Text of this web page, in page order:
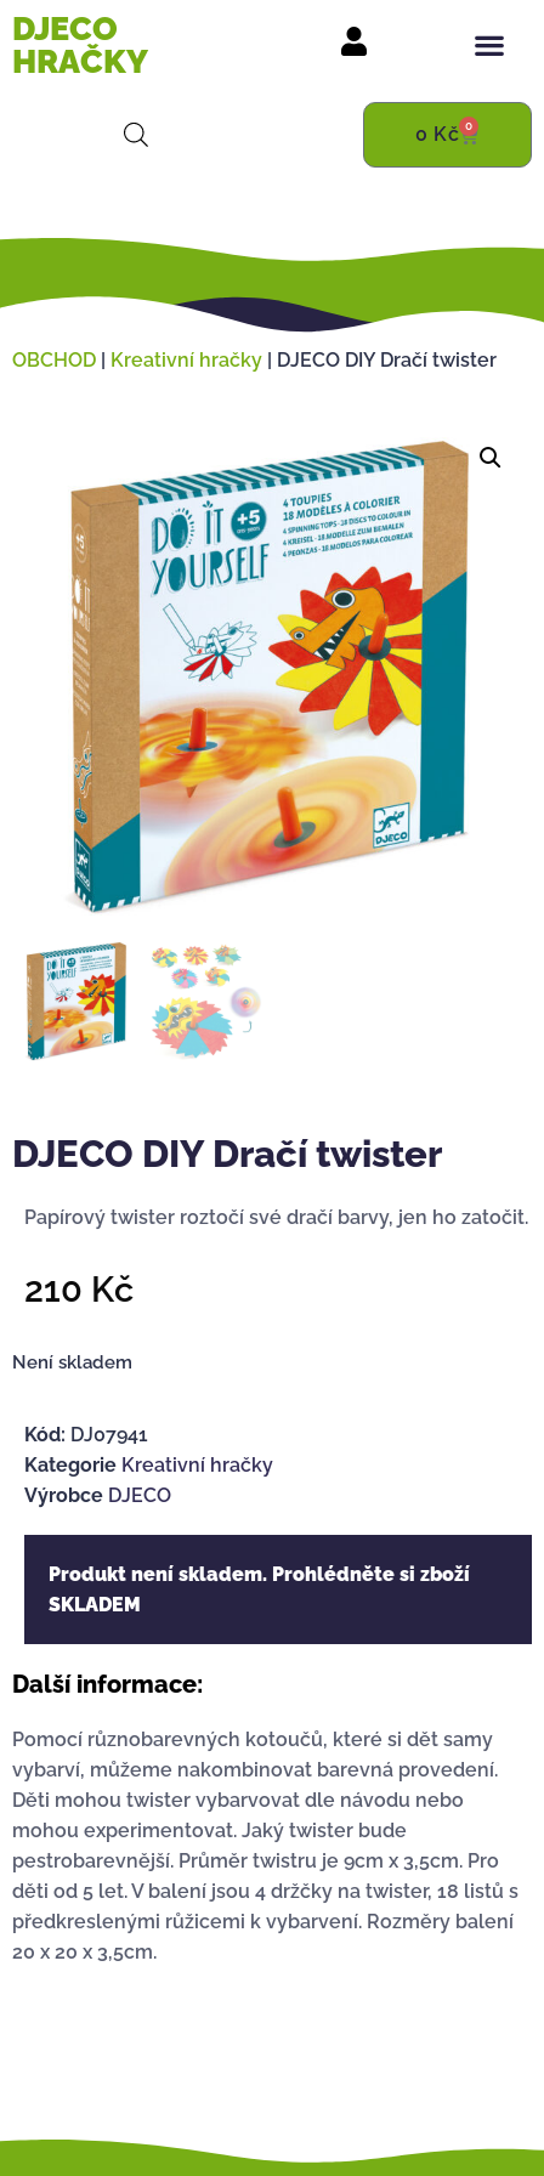
DJECO
HRAČKY
0 Kč 0
OBCHOD | Kreativní hračky | DJECO DIY Dračí twister
DJECO DIY Dračí twister
Papírový twister roztočí své dračí barvy, jen ho zatočit.
210 Kč
Není skladem
Kód: DJ07941
Kategorie Kreativní hračky
Výrobce DJECO
Produkt není skladem. Prohlédněte si zboží
SKLADEM
Další informace:
Pomocí různobarevných kotoučů, které si dět samy
vybarví, můžeme nakombinovat barevná provedení.
Děti mohou twister vybarvovat dle návodu nebo
mohou experimentovat. Jaký twister bude
pestrobarevnější. Průměr twistru je 9cm x 3,5cm. Pro
děti od 5 let. V balení jsou 4 držčky na twister, 18 listů s
předkreslenými růžicemi k vybarvení. Rozměry balení
20 x 20 x 3,5cm.